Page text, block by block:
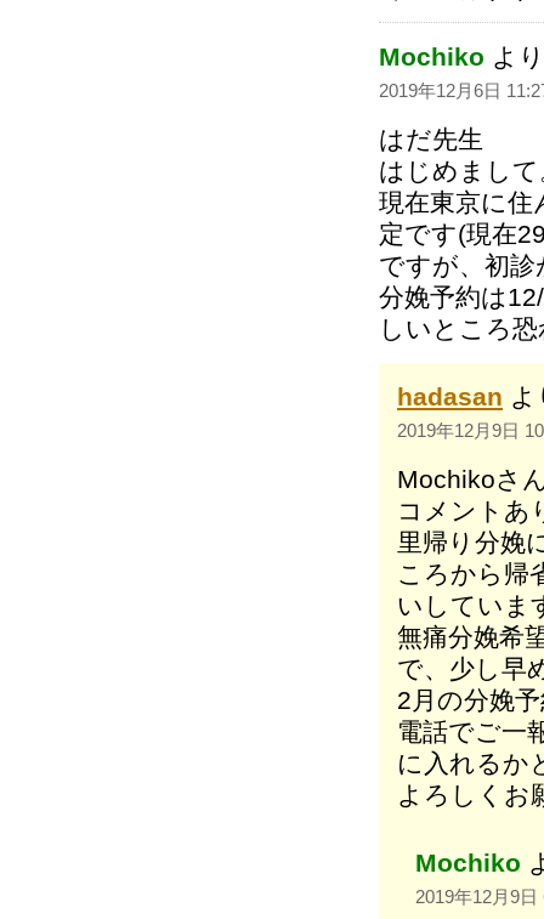
Mochiko よ
2019年12月6日
はだ先生
はじめまし
現在東京に住
定です(現在
ですが、初
分娩予約は
しいところ
hadasan よ
2019年12月9日
Mochikoさ
コメントあ
里帰り分娩
ころから帰
いしていま
無痛分娩希
で、少し早
2月の分娩
電話でご一
に入れるか
よろしくお
Mochiko
2019年12月9日